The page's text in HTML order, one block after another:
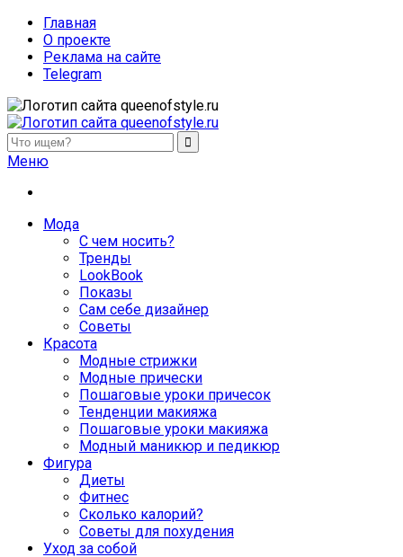
Главная
О проекте
Реклама на сайте
Telegram
queenofstyle.ru
Женский сайт о моде и красоте. Истории преображения и
похудения, отзывы о процедурах и косметике
Меню
Мода
С чем носить?
Тренды
LookBook
Показы
Сам себе дизайнер
Советы
Красота
Модные стрижки
Модные прически
Пошаговые уроки причесок
Тенденции макияжа
Пошаговые уроки макияжа
Модный маникюр и педикюр
Фигура
Диеты
Фитнес
Сколько калорий?
Советы для похудения
Уход за собой